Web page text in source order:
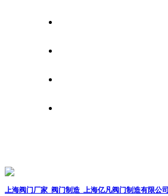
上海阀门厂家_阀门制造_上海亿凡阀门制造有限公司